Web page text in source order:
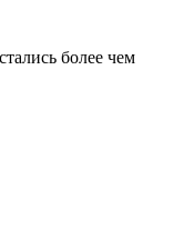
более чем